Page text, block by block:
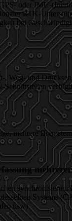
oder IMU-
RTK-
bei
, Weg- und
mehrere
synchronisierten
Systems
usw).